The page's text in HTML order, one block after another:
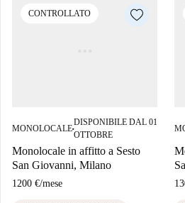
CONTROLLATO
MONOLOCALE■
DISPONIBILE DAL 01
OTTOBRE
Monolocale in affitto a Sesto
San Giovanni, Milano
1200 €/mese